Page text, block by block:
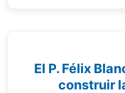
El P. Félix
construir